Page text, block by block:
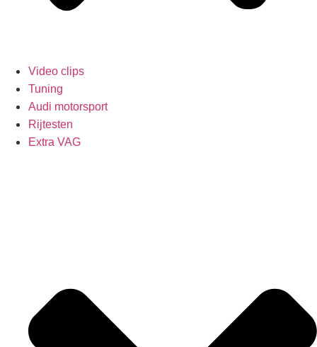
Video clips
Tuning
Audi motorsport
Rijtesten
Extra VAG